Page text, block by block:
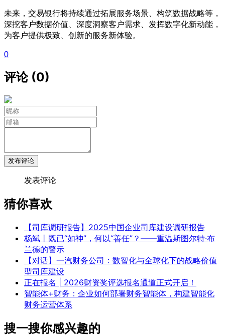
未来，交易银行将持续通过拓展服务场景、构筑数据战略等，
深挖客户数据价值、深度洞察客户需求、发挥数字化新动能，
为客户提供极致、创新的服务新体验。
0
评论 (0)
发布评论
发表评论
猜你喜欢
【司库调研报告】2025中国企业司库建设调研报告
杨斌丨既已“如神”，何以“善任”？——重温斯图尔特·布
兰德的警示
【对话】一汽财务公司：数智化与全球化下的战略价值
型司库建设
正在报名 | 2026财资奖评选报名通道正式开启！
智能体+财务：企业如何部署财务智能体，构建智能化
财务运营体系
搜一搜你感兴趣的